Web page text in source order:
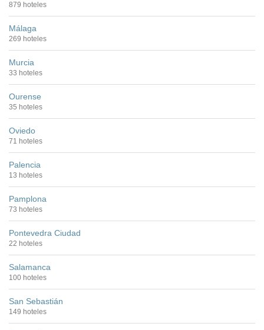
879 hoteles
Málaga
269 hoteles
Murcia
33 hoteles
Ourense
35 hoteles
Oviedo
71 hoteles
Palencia
13 hoteles
Pamplona
73 hoteles
Pontevedra Ciudad
22 hoteles
Salamanca
100 hoteles
San Sebastián
149 hoteles